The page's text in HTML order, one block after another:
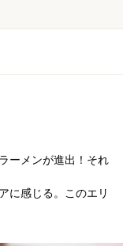
ーメンが進出！それ
に感じる。このエリ